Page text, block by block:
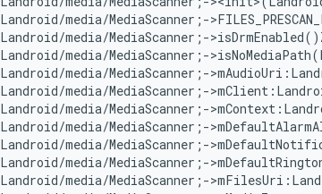
Landroid/media/MediaScanner;-
Landroid/media/MediaScanner;-
Landroid/media/MediaScanner;-
Landroid/media/MediaScanner;-
Landroid/media/MediaScanner;-
Landroid/media/MediaScanner;-
Landroid/media/MediaScanner;-
Landroid/media/MediaScanner;-
Landroid/media/MediaScanner;-
Landroid/media/MediaScanner;-